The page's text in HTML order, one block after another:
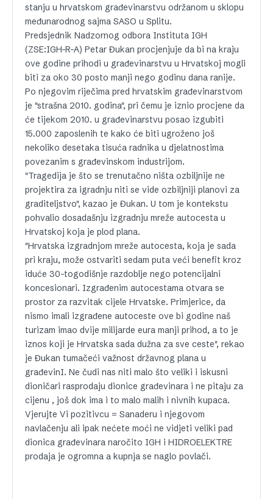
stanju u hrvatskom građevinarstvu održanom u sklopu
međunarodnog sajma SASO u Splitu.
Predsjednik Nadzornog odbora Instituta IGH
(ZSE:IGH-R-A) Petar Đukan procjenjuje da bi na kraju
ove godine prihodi u građevinarstvu u Hrvatskoj mogli
biti za oko 30 posto manji nego godinu dana ranije.
Po njegovim riječima pred hrvatskim građevinarstvom
je "strašna 2010. godina", pri čemu je iznio procjene da
će tijekom 2010. u građevinarstvu posao izgubiti
15.000 zaposlenih te kako će biti ugroženo još
nekoliko desetaka tisuća radnika u djelatnostima
povezanim s građevinskom industrijom.
"Tragedija je što se trenutačno ništa ozbiljnije ne
projektira za igradnju niti se vide ozbiljniji planovi za
graditeljstvo", kazao je Đukan. U tom je kontekstu
pohvalio dosadašnju izgradnju mreže autocesta u
Hrvatskoj koja je plod plana.
"Hrvatska izgradnjom mreže autocesta, koja je sada
pri kraju, može ostvariti sedam puta veći benefit kroz
iduće 30-togodišnje razdoblje nego potencijalni
koncesionari. Izgrađenim autocestama otvara se
prostor za razvitak cijele Hrvatske. Primjerice, da
nismo imali izgrađene autoceste ove bi godine naš
turizam imao dvije milijarde eura manji prihod, a to je
iznos koji je Hrvatska sada dužna za sve ceste", rekao
je Đukan tumačeći važnost državnog plana u
građevinI. Ne čudi nas niti malo što veliki i iskusni
dioničari rasprodaju dionice građevinara i ne pitaju za
cijenu , još dok ima i to malo malih i nivnih kupaca.
Vjerujte Vi pozitivcu = Sanaderu i njegovom
navlačenju ali ipak nećete moći ne vidjeti veliki pad
dionica građevinara naročito IGH i HIDROELEKTRE
prodaja je ogromna a kupnja se naglo povlači.